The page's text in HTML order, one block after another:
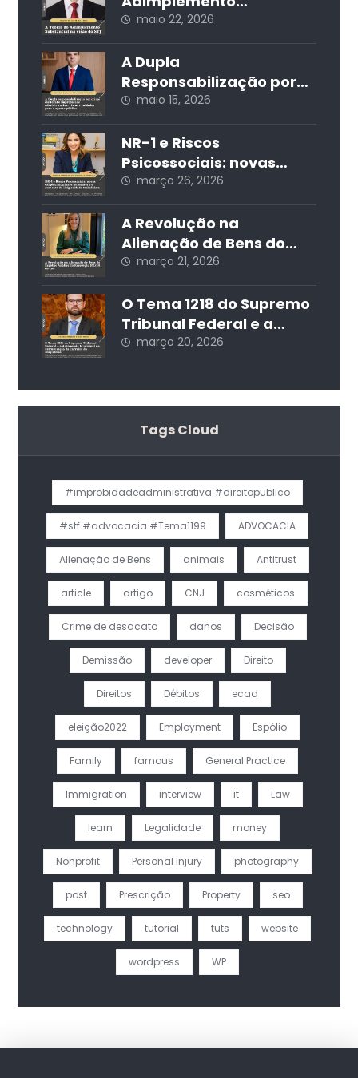
Substancial na visão do
STJ
maio 22, 2026
A Dupla
Responsabilização por
Crime Eleitoral e
Improbidade
Administrativa: Riscos e
Cuidados para o Agente
Público
maio 15, 2026
NR-1 e Riscos
Psicossociais: novas
exigências, prazos
iminentes e o aumento
da litigiosidade
trabalhista
março 26, 2026
A Revolução na
Alienação de Bens do
Espólio: Análise da
Resolução 571/24 do CNJ
março 21, 2026
O Tema 1218 do Supremo
Tribunal Federal e a
Autonomia Municipal na
março 20, 2026
Tags Cloud
#improbidadeadministrativa #direitopublico
#stf #advocacia #Tema1199 ADVOCACIA
Alienação de Bens animais Antitrust
article artigo CNJ cosméticos
Crime de desacato danos Decisão
Demissão developer Direito
Direitos Débitos ecad
eleição2022 Employment Espólio
Family famous General Practice
Immigration interview it Law
learn Legalidade money
Nonprofit Personal Injury photography
post Prescrição Property seo
technology tutorial tuts website
wordpress WP